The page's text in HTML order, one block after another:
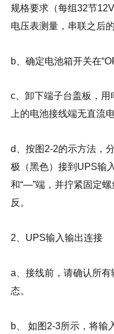
规格要求（每组32节
电压表测量，串联之后
b、确定电池箱开关在
c、卸下端子台盖板，
上的电池接线端无直流电
d、按图2-2的示方法，
极（黑色）接到UPS输
和“—”端，并拧紧固定
反。
2、UPS输入输出连接
a、接线前，请确认所有
态。
b、 如图2-3所示，将输